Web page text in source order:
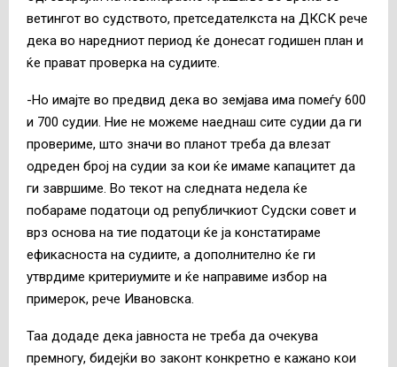
ветингот во судството, претседателкста на ДКСК рече
дека во наредниот период ќе донесат годишен план и
ќе прават проверка на судиите.
-Но имајте во предвид дека во земјава има помеѓу 600
и 700 судии. Ние не можеме наеднаш сите судии да ги
провериме, што значи во планот треба да влезат
одреден број на судии за кои ќе имаме капацитет да
ги завршиме. Во текот на следната недела ќе
побараме податоци од републичкиот Судски совет и
врз основа на тие податоци ќе ја констатираме
ефикасноста на судиите, а дополнително ќе ги
утврдиме критериумите и ќе направиме избор на
примерок, рече Ивановска.
Таа додаде дека јавноста не треба да очекува
премногу, бидејќи во законт конкретно е кажано кои